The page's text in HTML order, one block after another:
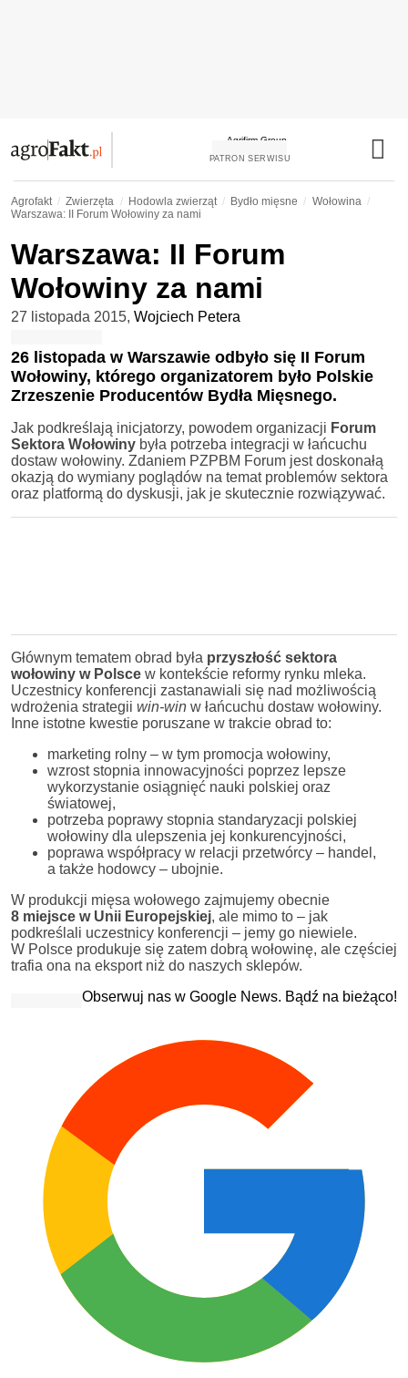
PATRON SERWISU
Agrofakt Zwierzęta Hodowla zwierząt Bydło mięsne
Wołowina
Warszawa: II Forum Wołowiny za nami
Warszawa: II Forum
Wołowiny za nami
27 listopada 2015, Wojciech Petera
26 listopada w Warszawie odbyło się II Forum
Wołowiny, którego organizatorem było Polskie
Zrzeszenie Producentów Bydła Mięsnego.
Jak podkreślają inicjatorzy, powodem organizacji Forum
Sektora Wołowiny była potrzeba integracji w łańcuchu
dostaw wołowiny. Zdaniem PZPBM Forum jest doskonałą
okazją do wymiany poglądów na temat problemów sektora
oraz platformą do dyskusji, jak je skutecznie rozwiązywać.
Głównym tematem obrad była przyszłość sektora
wołowiny w Polsce w kontekście reformy rynku mleka.
Uczestnicy konferencji zastanawiali się nad możliwością
wdrożenia strategii win-win w łańcuchu dostaw wołowiny.
Inne istotne kwestie poruszane w trakcie obrad to:
marketing rolny – w tym promocja wołowiny,
wzrost stopnia innowacyjności poprzez lepsze
wykorzystanie osiągnięć nauki polskiej oraz
światowej,
potrzeba poprawy stopnia standaryzacji polskiej
wołowiny dla ulepszenia jej konkurencyjności,
poprawa współpracy w relacji przetwórcy – handel,
a także hodowcy – ubojnie.
W produkcji mięsa wołowego zajmujemy obecnie
8 miejsce w Unii Europejskiej, ale mimo to – jak
podkreślali uczestnicy konferencji – jemy go niewiele.
W Polsce produkuje się zatem dobrą wołowinę, ale częściej
trafia ona na eksport niż do naszych sklepów.
Obserwuj nas w Google News. Bądź na bieżąco!